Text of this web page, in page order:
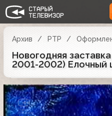
Архив РТР
Новогодняя
2001-2002) Елочный